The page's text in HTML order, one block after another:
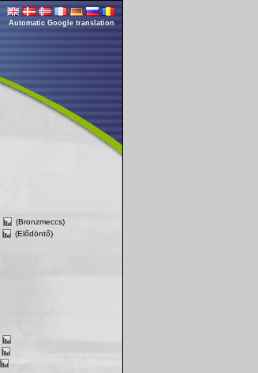
Automatic Google translation
(Bronzmeccs)
(Elődöntő)